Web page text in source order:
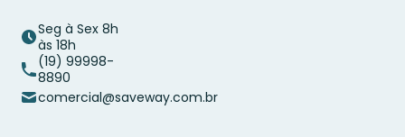
Seg à Sex 8h
às 18h
(19) 99998-
8890
comercial@saveway.com.br